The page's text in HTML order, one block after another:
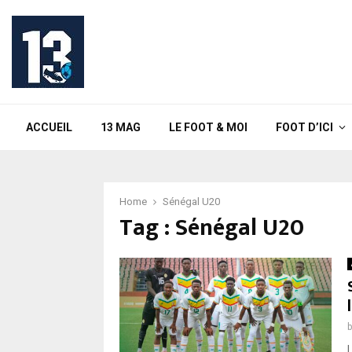
ACCUEIL 13 MAG LE FOOT & MOI FOOT D’ICI
Home Sénégal U20
Tag : Sénégal U20